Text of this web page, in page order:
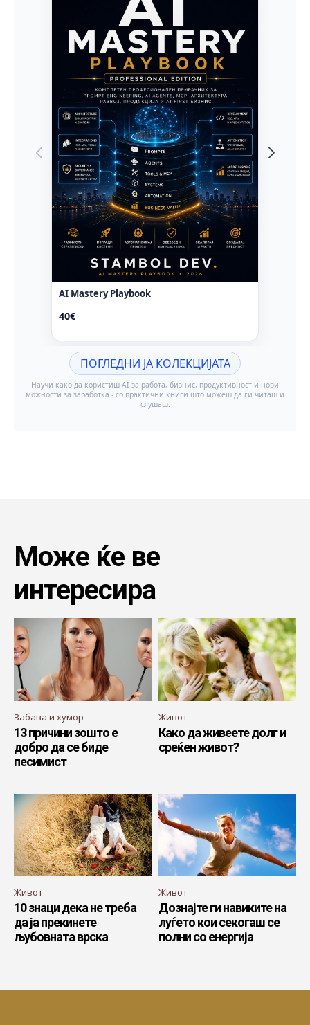
Може ќе ве
интересира
Забава и хумор
13 причини зошто е
добро да се биде
песимист
Живот
Како да живеете долг и
среќен живот?
Живот
10 знаци дека не треба
да ја прекинете
љубовната врска
Живот
Дознајте ги навиките на
луѓето кои секогаш се
полни со енергија